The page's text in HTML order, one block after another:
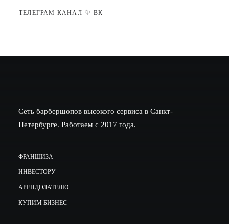
ТЕЛЕГРАМ КАНАЛ ✨ ВК
Сеть барбершопов высокого сервиса в Санкт-
Петербурге. Работаем с 2017 года.
ФРАНШИЗА
ИНВЕСТОРУ
АРЕНДОДАТЕЛЮ
КУПИМ БИЗНЕС